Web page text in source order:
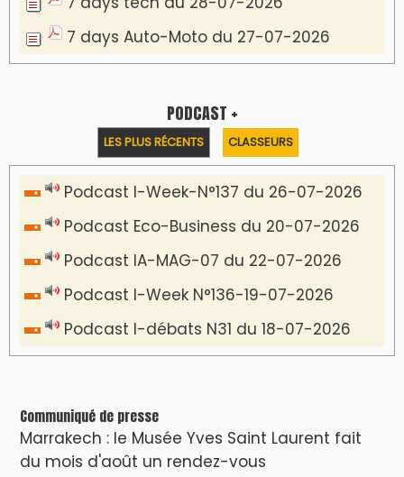
Communiqué de presse
Marrakech : le Musée Yves Saint Laurent fait
du mois d'août un rendez-vous
VIDÉOS & CLIP +
LES PLUS RÉCENTS CLASSEURS
دِيمَا المَغرِب Clip
🎵Bulldozer Blues
Clip : 🎵 LE BLUES DE L'IA